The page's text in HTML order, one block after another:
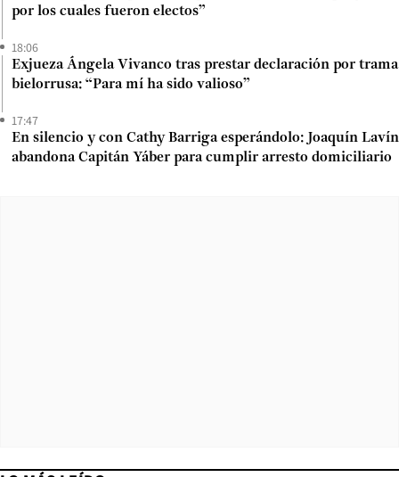
por los cuales fueron electos”
18:06
Exjueza Ángela Vivanco tras prestar declaración por trama
bielorrusa: “Para mí ha sido valioso”
17:47
En silencio y con Cathy Barriga esperándolo: Joaquín Lavín
abandona Capitán Yáber para cumplir arresto domiciliario